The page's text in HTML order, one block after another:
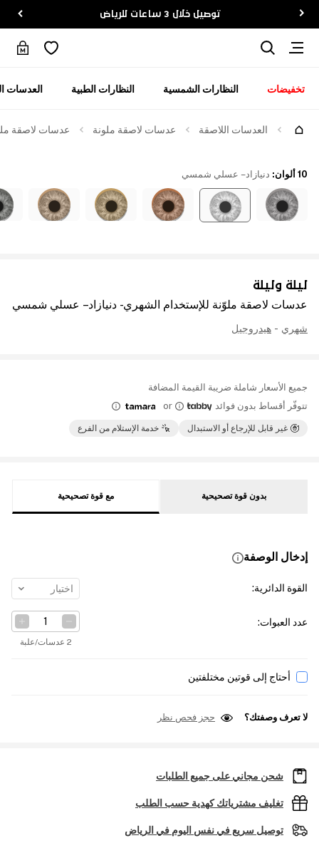
توصيل خلال 3 ساعات للرياض
تخفيضات النظارات الشمسية النظارات الطبية العدسات
العدسات اللاصقة عدسات لاصقة ملونة عدسات لاصقة
ليلة وليلة
عدسات لاصقة ملوّنة للإستخدام الشهري - دنيازاد – عسلي شمسي
شهري - هيدروجيل
جميع الأسعار شاملة ضريبة القيمة المضافة
تتوفّر أقساط بدون فوائد
or
غير قابل للإرجاع أو الاستبدال خدمة الإستلام من الفرع
10 ألوان : دنيازاد – عسلي شمسي
بدون قوة تصحيحية مع قوة تصحيحية
إدخال الوصفة
القوة الدائرية: اختيار
عدد العبوات:
2 عدسات/علبة
أحتاج إلى قوتين مختلفتين
لا تعرف وصفتك؟ حجز فحص نظر
شحن مجاني على جميع الطلبات
تغليف مشترياتك كهدية حسب الطلب
توصيل سريع في نفس اليوم في الرياض